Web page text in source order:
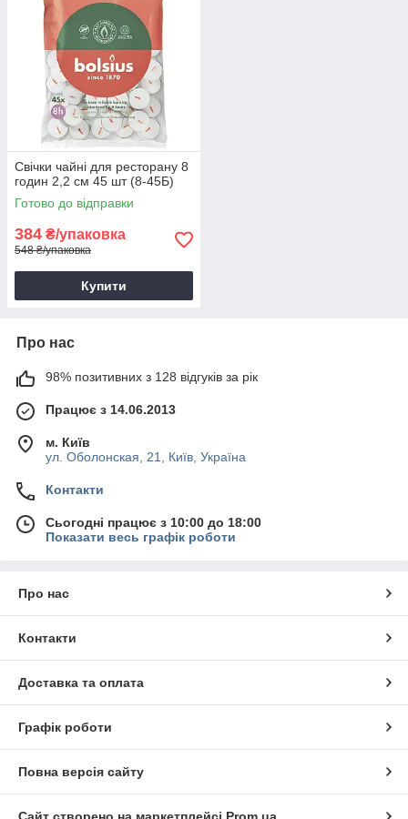
Свічки чайні для ресторану 8
годин 2,2 см 45 шт (8-45Б)
Готово до відправки
384 ₴/упаковка
548 ₴/упаковка
Купити
Про нас
98% позитивних з 128 відгуків за рік
Працює з 14.06.2013
м. Київ
ул. Оболонская, 21, Київ, Україна
Контакти
Сьогодні працює з 10:00 до 18:00
Показати весь графік роботи
Про нас
Контакти
Доставка та оплата
Графік роботи
Повна версія сайту
Сайт створено на маркетплейсі Prom.ua